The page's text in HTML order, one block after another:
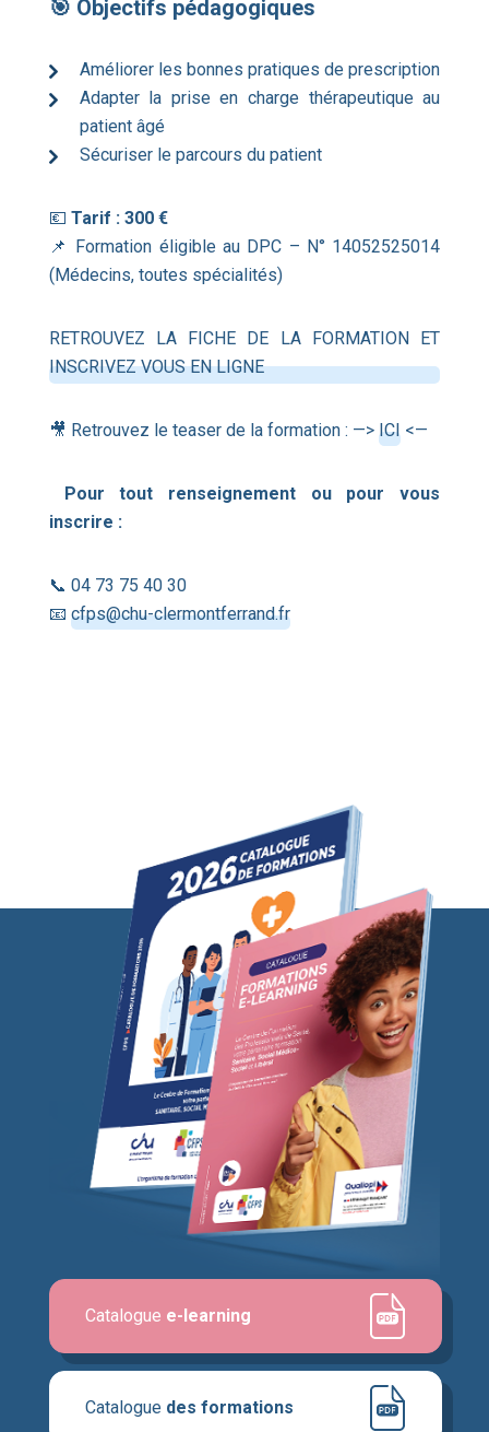
🎯 Objectifs pédagogiques
Améliorer les bonnes pratiques de prescription
Adapter la prise en charge thérapeutique au
patient âgé
Sécuriser le parcours du patient
💶 Tarif : 300 €
📌 Formation éligible au DPC – N° 14052525014
(Médecins, toutes spécialités)
RETROUVEZ LA FICHE DE LA FORMATION ET
INSCRIVEZ VOUS EN LIGNE
🎥 Retrouvez le teaser de la formation : —> ICI<—
Pour tout renseignement ou pour vous
inscrire :
📞 04 73 75 40 30
📧 cfps@chu-clermontferrand.fr
Catalogue des formations
Catalogue e-learning